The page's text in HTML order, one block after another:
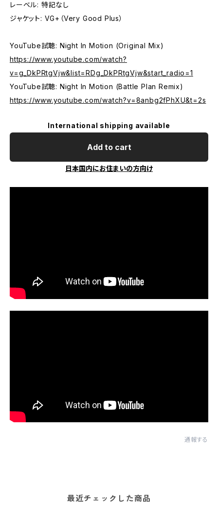
レーベル: 特記なし
ジャケット: VG+（Very Good Plus）
YouTube試聴: Night In Motion (Original Mix)
https://www.youtube.com/watch?
v=g_DkPRtgVjw&list=RDg_DkPRtgVjw&start_radio=1
YouTube試聴: Night In Motion (Battle Plan Remix)
https://www.youtube.com/watch?v=8anbg2fPhXU&t=2s
International shipping available
Add to cart
日本国内にお住まいの方向け
通報する
最近チェックした商品